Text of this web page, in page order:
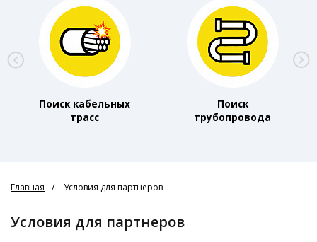
Поиск кабельных
трасс
Поиск
трубопровода
Главная Условия для партнеров
Условия для партнеров